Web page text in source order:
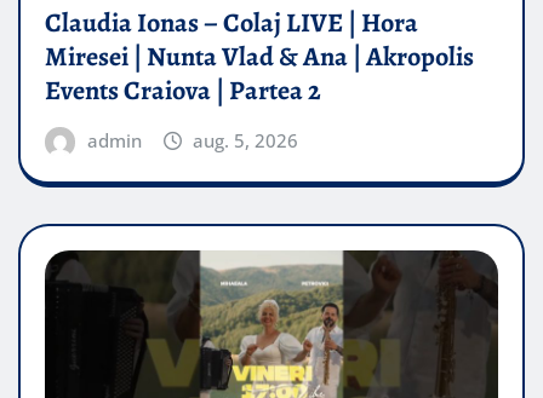
Claudia Ionas – Colaj LIVE | Hora
Miresei | Nunta Vlad & Ana | Akropolis
Events Craiova | Partea 2
admin aug. 5, 2026